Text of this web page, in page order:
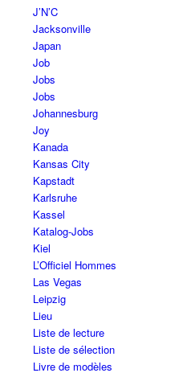
J’N’C
Jacksonville
Japan
Job
Jobs
Jobs
Johannesburg
Joy
Kanada
Kansas City
Kapstadt
Karlsruhe
Kassel
Katalog-Jobs
Kiel
L’Officiel Hommes
Las Vegas
Leipzig
Lieu
Liste de lecture
Liste de sélection
Livre de modèles